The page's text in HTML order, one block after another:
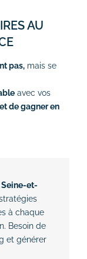
AU
pas, mais se
avec vos
de gagner en
et-
à chaque
Besoin de
et générer